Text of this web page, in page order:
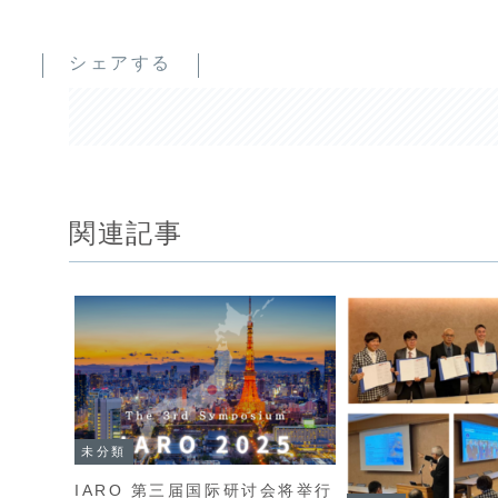
シェアする
関連記事
未分類
IARO 第三届国际研讨会将举行